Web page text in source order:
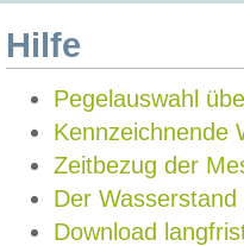
Hilfe
Pegelauswahl
Kennzeichnende
Zeitbezug der
Der Wasserstand
Download